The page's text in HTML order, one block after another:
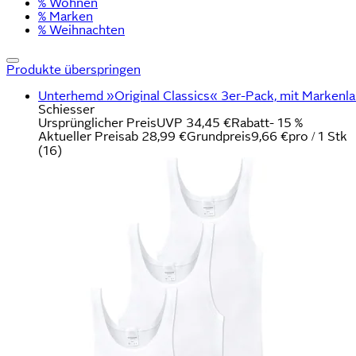
% Marken
% Weihnachten
Produkte überspringen
Unterhemd »Original Classics« 3er-Pack, mit
Schiesser
Ursprünglicher PreisUVP 34,45 €Rabatt- 15 %
Aktueller Preisab 28,99 €Grundpreis9,66 €pro / 1 Stk
(16)